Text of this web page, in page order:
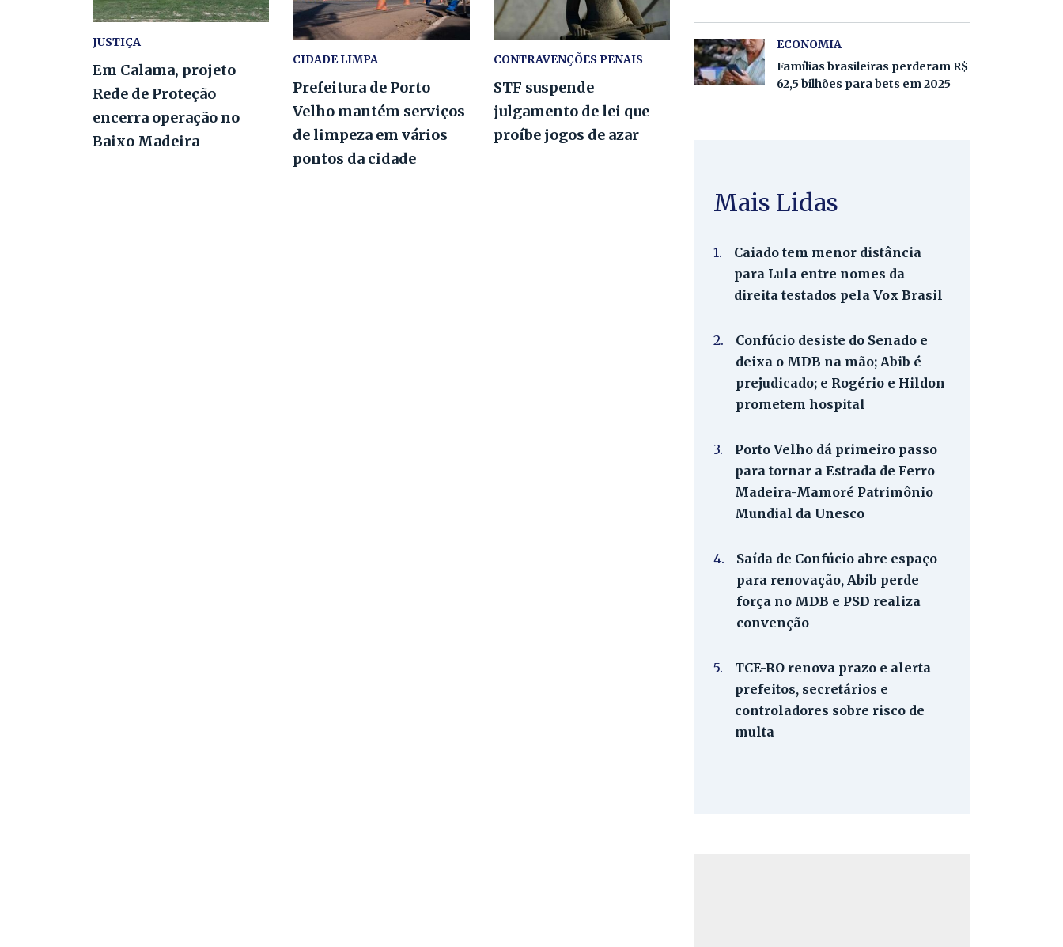
JUSTIÇA
Em Calama, projeto
Rede de Proteção
encerra operação no
Baixo Madeira
CIDADE LIMPA
Prefeitura de Porto
Velho mantém serviços
de limpeza em vários
pontos da cidade
CONTRAVENÇÕES PENAIS
STF suspende
julgamento de lei que
proíbe jogos de azar
ECONOMIA
Famílias brasileiras perderam R$
62,5 bilhões para bets em 2025
Mais Lidas
1.
Caiado tem menor distância
para Lula entre nomes da
direita testados pela Vox Brasil
2.
Confúcio desiste do Senado e
deixa o MDB na mão; Abib é
prejudicado; e Rogério e Hildon
prometem hospital
3.
Porto Velho dá primeiro passo
para tornar a Estrada de Ferro
Madeira-Mamoré Patrimônio
Mundial da Unesco
4.
Saída de Confúcio abre espaço
para renovação, Abib perde
força no MDB e PSD realiza
convenção
5.
TCE-RO renova prazo e alerta
prefeitos, secretários e
controladores sobre risco de
multa